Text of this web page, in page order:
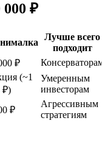
000 ₽
Лучше всего
подходит
₽
(~1
₽)
Умеренным
инвесторам
₽
Агрессивным
стратегиям